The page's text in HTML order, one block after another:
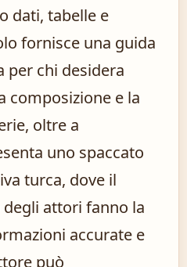
dati, tabelle e
fornisce una guida
per chi desidera
composizione e la
oltre a
uno spaccato
turca, dove il
attori fanno la
accurate e
può